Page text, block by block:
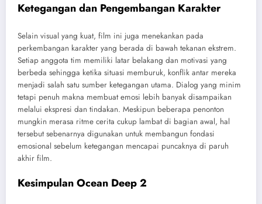
Ketegangan dan Pengembangan Karakter
Selain visual yang kuat, film ini juga menekankan pada
perkembangan karakter yang berada di bawah tekanan ekstrem.
Setiap anggota tim memiliki latar belakang dan motivasi yang
berbeda sehingga ketika situasi memburuk, konflik antar mereka
menjadi salah satu sumber ketegangan utama. Dialog yang minim
tetapi penuh makna membuat emosi lebih banyak disampaikan
melalui ekspresi dan tindakan. Meskipun beberapa penonton
mungkin merasa ritme cerita cukup lambat di bagian awal, hal
tersebut sebenarnya digunakan untuk membangun fondasi
emosional sebelum ketegangan mencapai puncaknya di paruh
akhir film.
Kesimpulan Ocean Deep 2